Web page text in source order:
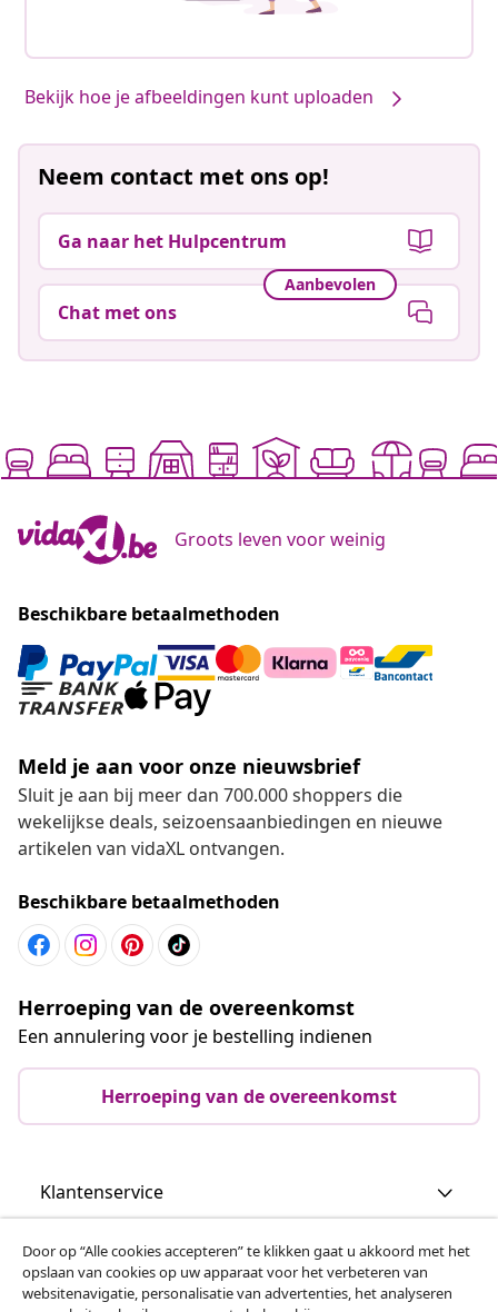
Bekijk hoe je afbeeldingen kunt uploaden
Neem contact met ons op!
Ga naar het Hulpcentrum
Aanbevolen
Chat met ons
Groots leven voor weinig
Beschikbare betaalmethoden
Meld je aan voor onze nieuwsbrief
Sluit je aan bij meer dan 700.000 shoppers die
wekelijkse deals, seizoensaanbiedingen en nieuwe
artikelen van vidaXL ontvangen.
Beschikbare betaalmethoden
Herroeping van de overeenkomst
Een annulering voor je bestelling indienen
Herroeping van de overeenkomst
Klantenservice
Zakelijk
Door op “Alle cookies accepteren” te klikken gaat u akkoord met het
opslaan van cookies op uw apparaat voor het verbeteren van
websitenavigatie, personalisatie van advertenties, het analyseren